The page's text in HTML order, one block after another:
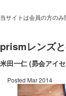
当サイトは会員の方のみ
prismレンズ
米田一仁 (昴会アイ
Posted Mar 2014